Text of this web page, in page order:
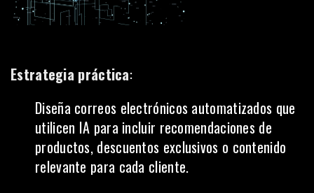
Estrategia práctica:
Diseña correos electrónicos automatizados que
utilicen IA para incluir recomendaciones de
productos, descuentos exclusivos o contenido
relevante para cada cliente.